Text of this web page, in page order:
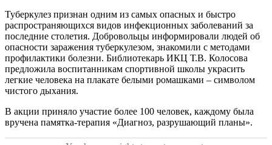
Туберкулез признан одним из самых опасных и быстро
распространяющихся видов инфекционных заболеваний за
последние столетия. Добровольцы информировали людей об
опасности заражения туберкулезом, знакомили с методами
профилактики болезни. Библиотекарь ИКЦ Т.В. Колосова
предложила воспитанникам спортивной школы украсить
легкие человека на плакате белыми ромашками – символом
чистого дыхания.
В акции приняло участие более 100 человек, каждому была
вручена памятка-терапия «Диагноз, разрушающий планы».